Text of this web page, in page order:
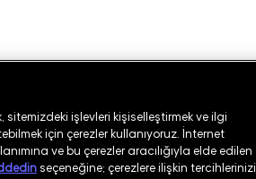
işlevleri kişiselleştirmek ve ilgi
için çerezler kullanıyoruz. İnternet
ve bu çerezler aracılığıyla elde edilen
seçeneğine; çerezlere ilişkin tercihlerinizi